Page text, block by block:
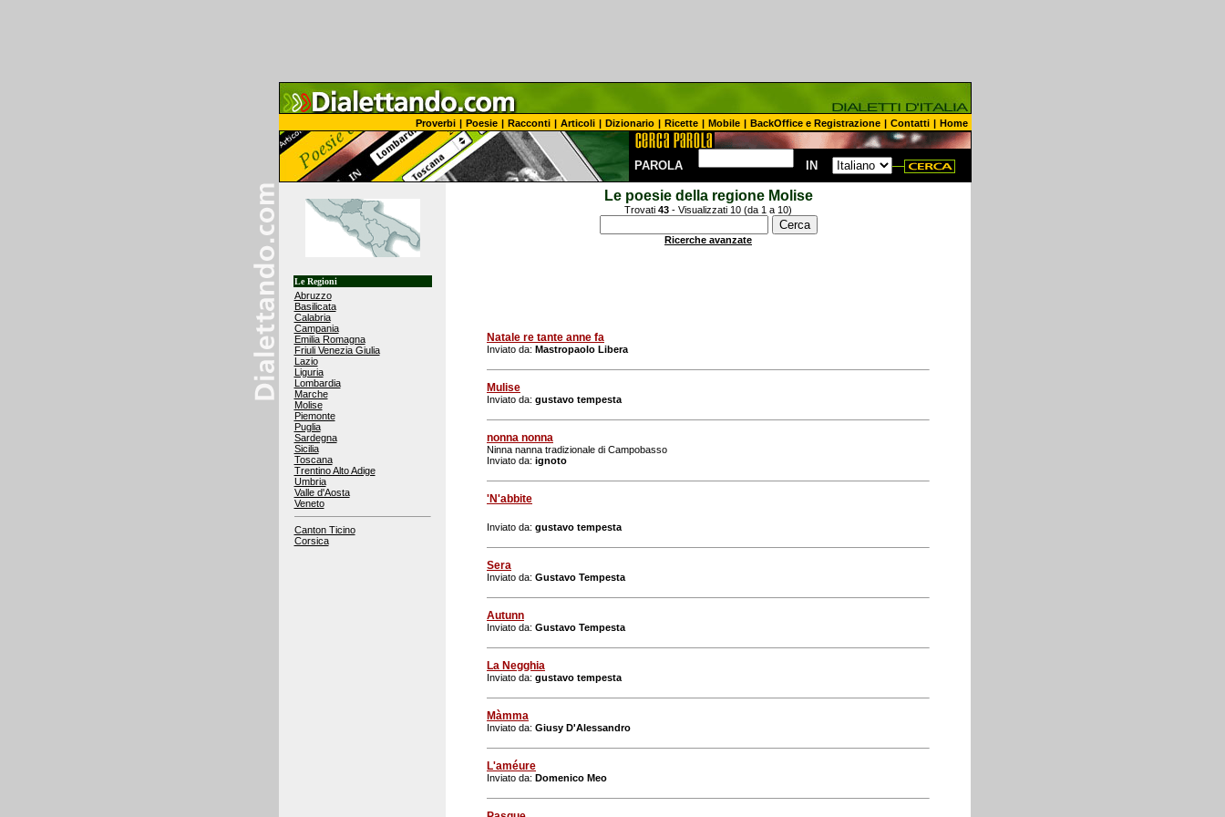
Proverbi | Poesie | Racconti | Articoli | Dizionario | Ricette | Mobile | BackOffice e Registrazione | Contatti | Home
PAROLA IN
Le Regioni
Abruzzo
Basilicata
Calabria
Campania
Emilia Romagna
Friuli Venezia Giulia
Lazio
Liguria
Lombardia
Marche
Molise
Piemonte
Puglia
Sardegna
Sicilia
Toscana
Trentino Alto Adige
Umbria
Valle d'Aosta
Veneto
Canton Ticino
Corsica
Le poesie della regione Molise
Trovati 43 - Visualizzati 10 (da 1 a 10)
Ricerche avanzate
Natale re tante anne fa
Inviato da: Mastropaolo Libera
Mulise
Inviato da: gustavo tempesta
nonna nonna
Ninna nanna tradizionale di Campobasso
Inviato da: ignoto
'N'abbite
Inviato da: gustavo tempesta
Sera
Inviato da: Gustavo Tempesta
Autunn
Inviato da: Gustavo Tempesta
La Negghia
Inviato da: gustavo tempesta
Màmma
Inviato da: Giusy D'Alessandro
L'améure
Inviato da: Domenico Meo